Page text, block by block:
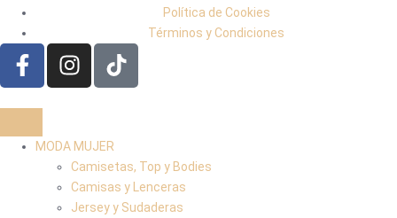
Política de Cookies
Términos y Condiciones
MODA MUJER
Camisetas, Top y Bodies
Camisas y Lenceras
Jersey y Sudaderas